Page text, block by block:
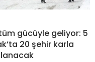
tüm gücüyle geliyor: 5
20 şehir karla